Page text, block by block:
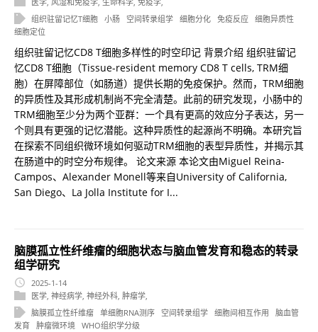
组织驻留记忆T细胞
小肠 空间转录组学 细胞分化 免疫反应 细胞异质性
细胞定位
组织驻留记忆CD8 T细胞多样性的时空印记 背景介绍 组织驻留记
忆CD8 T细胞（Tissue-resident memory CD8 T cells, TRM细
胞）在屏障部位（如肠道）提供长期的免疫保护。然而，TRM细胞
的异质性及其形成机制尚不完全清楚。此前的研究发现，小肠中的
TRM细胞至少分为两个亚群：一个具有更高的效应分子表达，另一
个则具有更强的记忆潜能。这种异质性的起源尚不明确。本研究旨
在探索不同组织微环境如何驱动TRM细胞的表型异质性，并揭示其
在肠道中的时空分布规律。 论文来源 本论文由Miguel Reina-
Campos、Alexander Monell等来自University of California,
San Diego、La Jolla Institute for I...
脑膜孤立性纤维瘤的细胞状态与脑血管发育和稳态的转录
组学研究
2025-1-14
医学 神经病学 神经外科 肿瘤学
脑膜孤立性纤维瘤 单细胞RNA测序 空间转录组学 细胞间相互作用
脑血管
发育 肿瘤微环境 WHO组织学分级